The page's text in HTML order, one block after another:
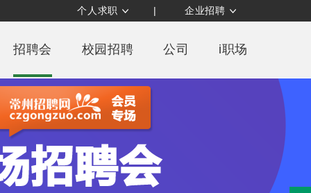
个人求职 | 企业招聘
招聘会 校园招聘 公司 i职场